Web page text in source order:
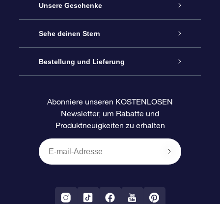
Service
Kontakt
Blog
Bewertungen
Unsere Geschenke
Sterne schenken
OSR-Geschenkpaket
OSR-Geschenkgutschein
Firmengeschenke
Sehe deinen Stern
Sternregister
Personalisierte Sternseite
One Million Stars
VR-App „Fliege mich zu den Sternen“
Bestellung und Lieferung
Zahlungsinformationen
Versandinformationen
Sternbilder
Abonniere unseren KOSTENLOSEN
Newsletter, um Rabatte und
Produktneuigkeiten zu erhalten